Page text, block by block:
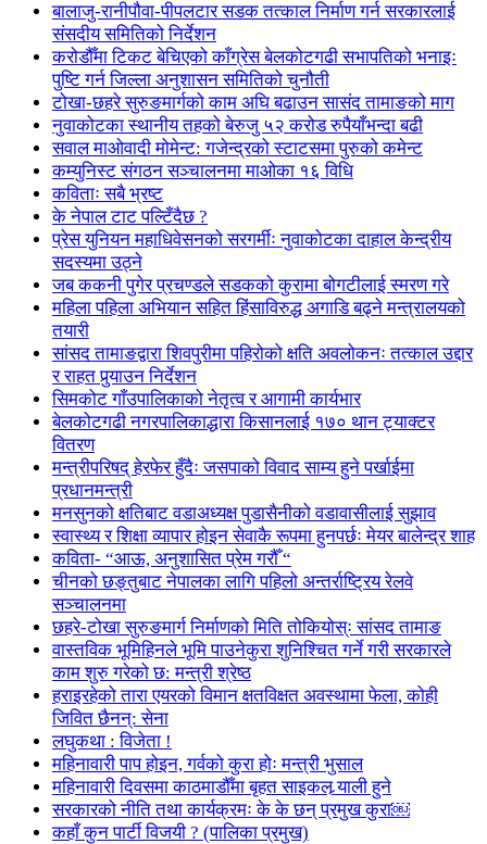
बालाजु-रानीपौवा-पीपलटार सडक तत्काल निर्माण गर्न सरकारलाई
संसदीय समितिको निर्देशन
करोडौँमा टिकट बेचिएको काँग्रेस बेलकोटगढी सभापतिको भनाइः
पुष्टि गर्न जिल्ला अनुशासन समितिको चुनौती
टोखा-छहरे सुरुङमार्गको काम अघि बढाउन सासंद तामाङको माग
नुवाकोटका स्थानीय तहको बेरुजु ५२ करोड रुपैयाँभन्दा बढी
सवाल माओवादी मोमेन्ट: गजेन्द्रको स्टाटसमा पुरुको कमेन्ट
कम्युनिस्ट संगठन सञ्चालनमा माओका १६ विधि
कविताः सबै भ्रष्ट
के नेपाल टाट पल्टिँदैछ ?
प्रेस युनियन महाधिवेसनको सरगर्मीः नुवाकोटका दाहाल केन्द्रीय
सदस्यमा उठ्ने
जब ककनी पुगेर प्रचण्डले सडकको कुरामा बोगटीलाई स्मरण गरे
महिला पहिला अभियान सहित हिंसाविरुद्ध अगाडि बढ्ने मन्त्रालयको
तयारी
सांसद तामाङद्वारा शिवपुरीमा पहिरोको क्षति अवलोकनः तत्काल उद्दार
र राहत पुर्‍याउन निर्देशन
सिमकोट गाँउपालिकाको नेतृत्व र आगामी कार्यभार
बेलकोटगढी नगरपालिकाद्धारा किसानलाई १७० थान ट्याक्टर
वितरण
मन्त्रीपरिषद् हेरफेर हुँदैः जसपाको विवाद साम्य हुने पर्खाईमा
प्रधानमन्त्री
मनसुनको क्षतिबाट वडाअध्यक्ष पुडासैनीको वडावासीलाई सुझाव
स्वास्थ्य र शिक्षा व्यापार होइन सेवाकै रूपमा हुनपर्छः मेयर बालेन्द्र शाह
कविता- “आऊ, अनुशासित प्रेम गरौँ “
चीनको छङ्तुबाट नेपालका लागि पहिलो अन्तर्राष्ट्रिय रेलवे
सञ्चालनमा
छहरे-टोखा सुरुङमार्ग निर्माणको मिति तोकियोस्ः सांसद तामाङ
वास्तविक भूमिहिनले भूमि पाउनेकुरा शुनिश्चित गर्ने गरी सरकारले
काम शुरु गरेको छ: मन्त्री श्रेष्ठ
हराइरहेको तारा एयरको विमान क्षतविक्षत अवस्थामा फेला, कोही
जिवित छैनन्: सेना
लघुकथा : विजेता !
महिनावारी पाप होइन, गर्वको कुरा होः मन्त्री भुसाल
महिनावारी दिवसमा काठमाडौँमा बृहत साइकल र्‍याली हुने
सरकारको नीति तथा कार्यक्रमः के के छन् प्रमुख कुरा￼
कहाँ कुन पार्टी विजयी ? (पालिका प्रमुख)